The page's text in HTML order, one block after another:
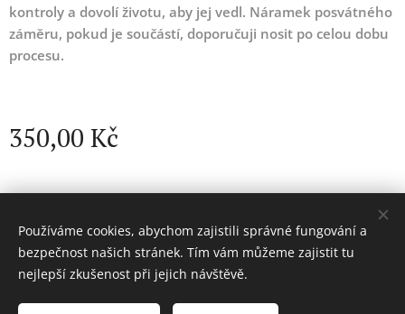
kontroly a dovolí životu, aby jej vedl. Náramek posvátného
záměru, pokud je součástí, doporučuji nosit po celou dobu
procesu.
350,00 Kč
Pohoda pro tělo a duši © Všechna práva vyhrazena 2023
Cookies
Používáme cookies, abychom zajistili správné fungování a
bezpečnost našich stránek. Tím vám můžeme zajistit tu
nejlepší zkušenost při jejich návštěvě.